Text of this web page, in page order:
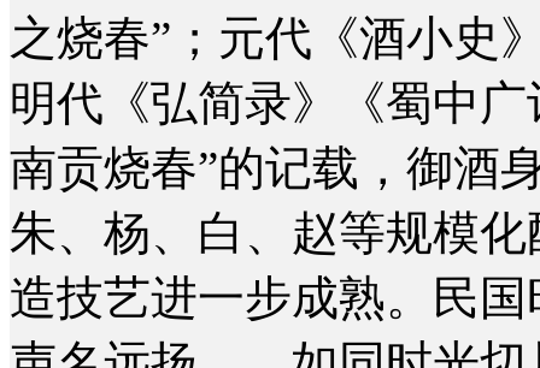
之烧春”；元代《酒小史
明代《弘简录》《蜀中
南贡烧春”的记载，御酒
朱、杨、白、赵等规模
造技艺进一步成熟。民